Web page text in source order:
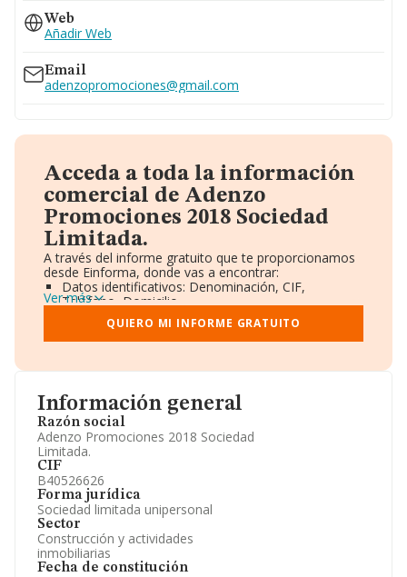
Información general
Razón social
Adenzo Promociones 2018 Sociedad
Limitada.
CIF
B40526626
Forma jurídica
Sociedad limitada unipersonal
Sector
Construcción y actividades
inmobiliarias
Fecha de constitución
Web
Añadir Web
Email
adenzopromociones@gmail.com
Acceda a toda la información
comercial de Adenzo
Promociones 2018 Sociedad
Limitada.
A través del informe gratuito que te proporcionamos
desde Einforma, donde vas a encontrar:
Datos identificativos: Denominación, CIF,
Teléfono, Domicilio.
Informe Mercantil Completo (BORME).
Gráficos de Evolución Ventas y Empleados.
Consejo de Administración y Administradores.
Accionistas.
Artículos de prensa publicados sobre la empresa.
Información oficial y registral complementaria.
Ver más
QUIERO MI INFORME GRATUITO